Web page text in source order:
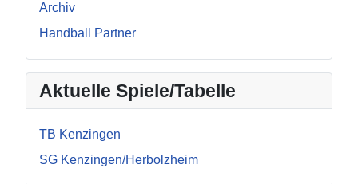
Archiv
Handball Partner
Aktuelle Spiele/Tabelle
TB Kenzingen
SG Kenzingen/Herbolzheim